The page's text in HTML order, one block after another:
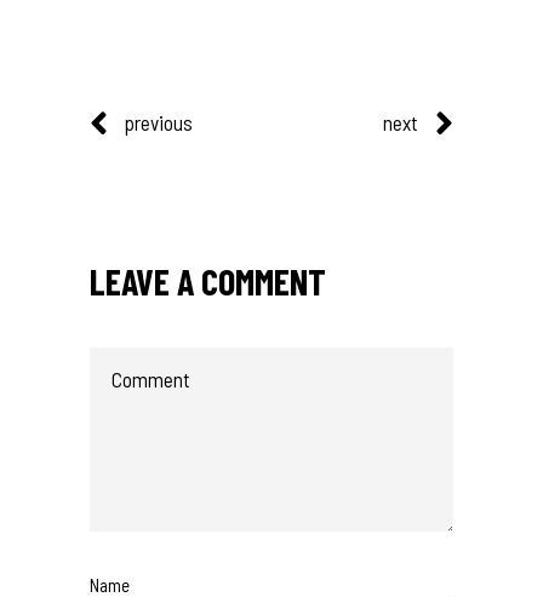
previous next
LEAVE A COMMENT